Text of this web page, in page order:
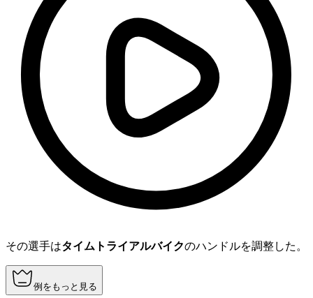
その選手はタイムトライアルバイクのハンドルを調整した。
例をもっと見る